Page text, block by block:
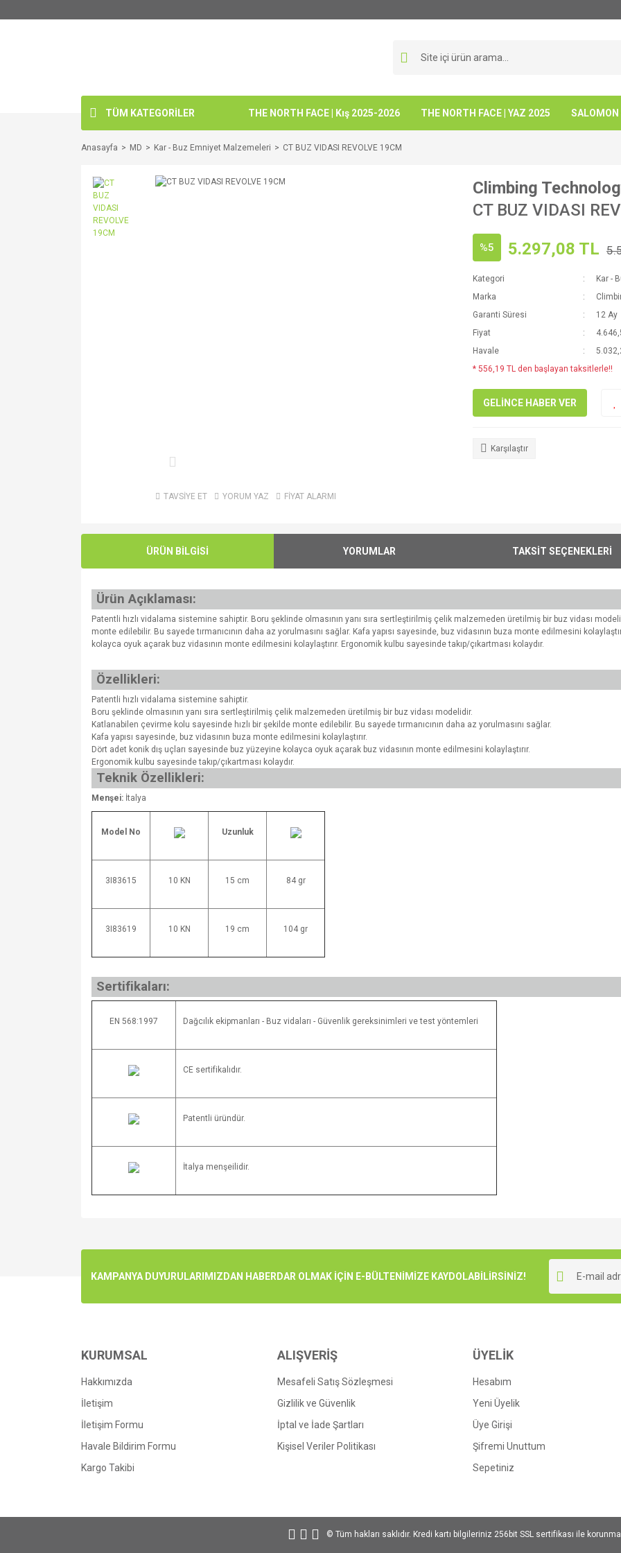
TÜM KATEGORİLER THE NORTH FACE | Kış 2025-2026 THE NORTH FACE | YAZ 2025 SALOMON
Anasayfa MD Kar - Buz Emniyet Malzemeleri CT BUZ VIDASI REVOLVE 19CM
TAVSİYE ET YORUM YAZ FİYAT ALARMI
Climbing
CT BUZ VIDASI
%5 5.297,08 TL
Kategori
Kar -
Marka
Garanti Süresi
12 Ay
Fiyat
Havale
* 556,19 TL den başlayan taksitlerle!!
GELİNCE HABER VER
Karşılaştır
ÜRÜN BİLGİSİ YORUMLAR TAKSİT SEÇENEKLERİ
Ürün Açıklaması:
Patentli hızlı vidalama sistemine sahiptir. Boru şeklinde olmasının yanı sıra sertleştirilmiş çelik malzemeden üretilmiş bir buz vidası
monte edilebilir. Bu sayede tırmanıcının daha az yorulmasını sağlar. Kafa yapısı sayesinde, buz vidasının buza monte edilmesini
kolayca oyuk açarak buz vidasının monte edilmesini kolaylaştırır. Ergonomik kulbu sayesinde takıp/çıkartması kolaydır.
Özellikleri:
Patentli hızlı vidalama sistemine sahiptir.
Boru şeklinde olmasının yanı sıra sertleştirilmiş çelik malzemeden üretilmiş bir buz vidası modelidir.
Katlanabilen çevirme kolu sayesinde hızlı bir şekilde monte edilebilir. Bu sayede tırmanıcının daha az yorulmasını sağlar.
Kafa yapısı sayesinde, buz vidasının buza monte edilmesini kolaylaştırır.
Dört adet konik dış uçları sayesinde buz yüzeyine kolayca oyuk açarak buz vidasının monte edilmesini kolaylaştırır.
Ergonomik kulbu sayesinde takıp/çıkartması kolaydır.
Teknik Özellikleri:
Menşei: İtalya
Model No Uzunluk
3I83615 10 KN 15 cm 84 gr
3I83619 10 KN 19 cm 104 gr
Sertifikaları:
EN 568:1997 Dağcılık ekipmanları - Buz vidaları - Güvenlik gereksinimleri ve test yöntemleri
CE sertifikalıdır.
Patentli üründür.
İtalya menşeilidir.
Ürün resmi kalitesiz, bozuk veya görüntülenemiyor.
Bu ürüne benzer farklı alternatifler olmalı.
Gönder
KAMPANYA DUYURULARIMIZDAN HABERDAR OLMAK İÇİN E-BÜLTENİMİZE KAYDOLABİLİRSİNİZ!
KURUMSAL
Hakkımızda
İletişim
İletişim Formu
Havale Bildirim Formu
Kargo Takibi
ALIŞVERİŞ
Mesafeli Satış Sözleşmesi
Gizlilik ve Güvenlik
İptal ve İade Şartları
Kişisel Veriler Politikası
ÜYELİK
Hesabım
Yeni Üyelik
Üye Girişi
Şifremi Unuttum
Sepetiniz
© Tüm hakları saklıdır. Kredi kartı bilgileriniz 256bit SSL sertifikası ile